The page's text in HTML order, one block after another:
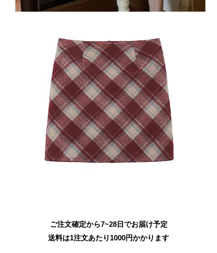
ご注文確定から7~28日でお届け予定
送料は1注文あたり 1000円かかります